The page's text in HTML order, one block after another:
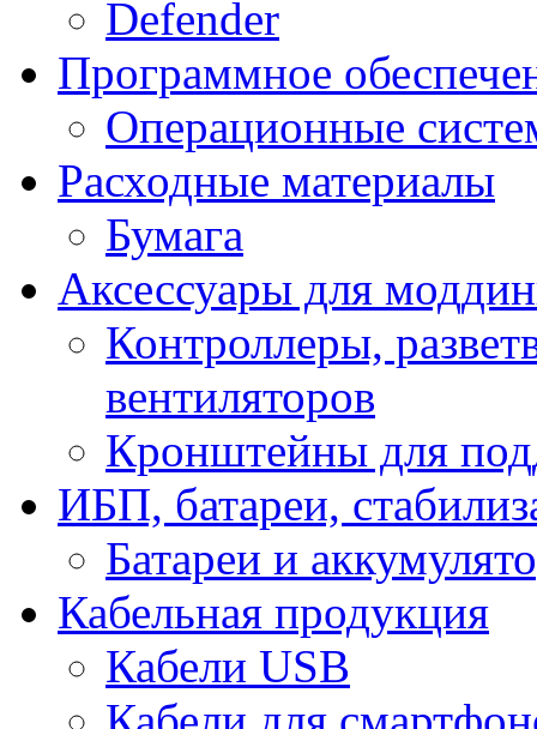
Defender
Программное
Операционные
Расходные материалы
Бумага
Аксессуары для
Контроллеры,
вентиляторов
Кронштейны для
ИБП, батареи,
Батареи и
Кабельная продукция
Кабели USB